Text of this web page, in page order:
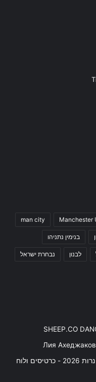
Manchester
man city
בנימין נתניהו
לבנון נבחרת ישראל
SHEEP.CO
Лия
משופן ועד AC/DC - מופע פסנתר לאור נרות 2026 - כרטיסים ולוח